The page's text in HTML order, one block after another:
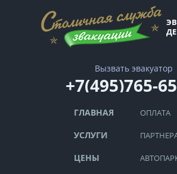
Вызвать эвакуатор
+7(495)765-
ГЛАВНАЯ
УСЛУГИ
ЦЕНЫ
ОПЛАТА